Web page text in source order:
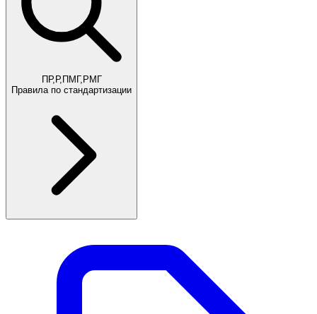
ПР,Р,ПМГ,РМГ
Правила по стандартизации